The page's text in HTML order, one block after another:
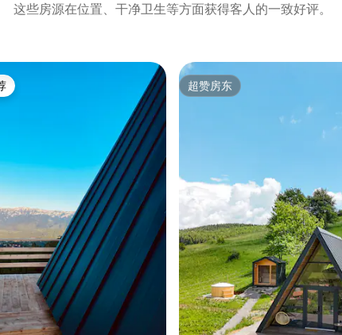
这些房源在位置、干净卫生等方面获得客人的一致好评。
分），共 59 条评价
荐」 超赞房东
超赞房东